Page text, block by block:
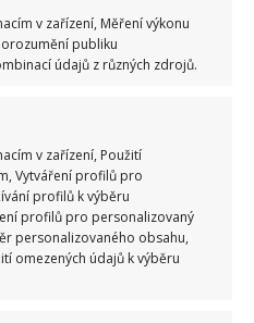
v zařízení, Měření výkonu
publiku
údajů z různých zdrojů.
v zařízení, Použití
Vytváření profilů pro
profilů k výběru
profilů pro personalizovaný
personalizovaného obsahu,
omezených údajů k výběru
bavič 2x přežil vlastní
neměla
kvůli kterému je terčem
za bizár